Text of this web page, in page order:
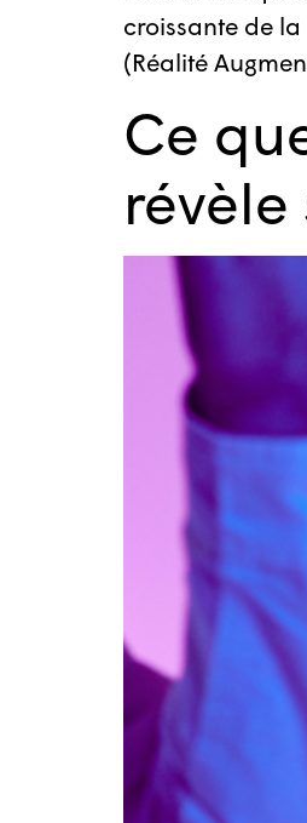
croissante de la
(Réalité
Ce